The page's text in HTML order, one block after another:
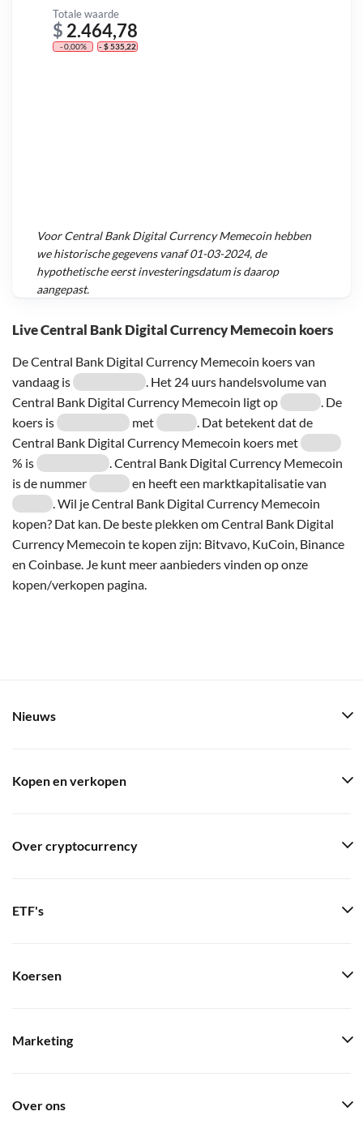
Live Central Bank Digital Currency Memecoin koers
De Central Bank Digital Currency Memecoin koers van
vandaag is
. Het 24 uurs handelsvolume van
Central Bank Digital Currency Memecoin ligt op
. De
koers is
met
. Dat betekent dat de
Central Bank Digital Currency Memecoin koers met
% is
. Central Bank Digital Currency Memecoin
is de nummer
en heeft een marktkapitalisatie van
. Wil je Central Bank Digital Currency Memecoin
kopen? Dat kan. De beste plekken om Central Bank Digital
Currency Memecoin te kopen zijn: Bitvavo, KuCoin, Binance
en Coinbase. Je kunt meer aanbieders vinden op onze
kopen/verkopen pagina.
Totale waarde
$ 2.464,78
- 0,00% - $ 535,22
VoorCentral Bank Digital Currency Memecoinhebben
we historische gegevens vanaf01-03-2024, de
hypothetische eerst investeringsdatum is daarop
aangepast.
Nieuws
Kopen en verkopen
Over cryptocurrency
ETF's
Koersen
Marketing
Over ons